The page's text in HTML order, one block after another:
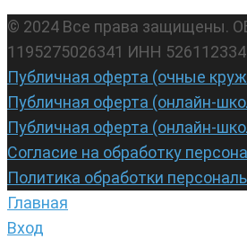
© 2024 Все права
1195275026341 ИНН
Публичная оферта (очные
Публичная оферта (онлайн-
Публичная оферта (онлайн-
Согласие на обработку
Политика обработки
Главная
Вход